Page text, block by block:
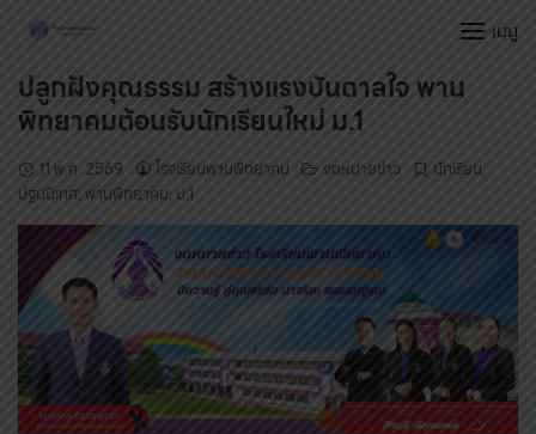
Skip
content
เมนู
ปลูกฝังคุณธรรม สร้างแรงบันดาลใจ พาน
พิทยาคมต้อนรับนักเรียนใหม่ ม.1
11 พ.ค. 2569 โรงเรียนพานพิทยาคม จดหมายข่าว นักเรียน,
ปฐมนิเทศ,พานพิทยาคม, ม.1